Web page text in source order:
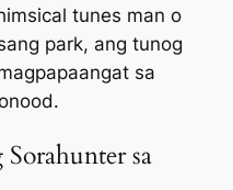
tunes man o
park, ang tunog
sa
sa